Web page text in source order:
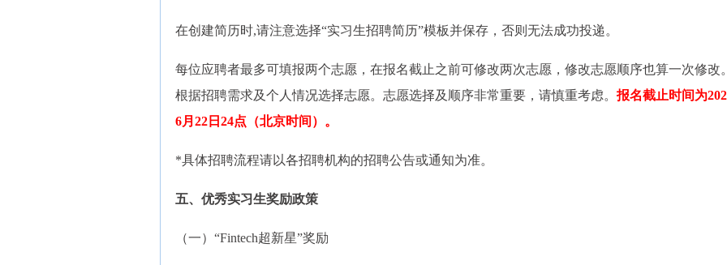
在创建简历时,请注意选择“实习生招聘简历”模板并保存，否则无法成功投递。
每位应聘者最多可填报两个志愿，在报名截止之前可修改两次志愿，修改志愿顺序也算一次修改
根据招聘需求及个人情况选择志愿。志愿选择及顺序非常重要，请慎重考虑。 报名截止时间为
6月22日24点（北京时间）。
*具体招聘流程请以各招聘机构的招聘公告或通知为准。
五、优秀实习生奖励政策
（一）“Fintech超新星”奖励